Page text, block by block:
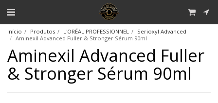
Início Produtos L'ORÉAL PROFESSIONNEL
Serioxyl Advanced
Aminexil Advanced Fuller & Stronger Sérum 90ml
Aminexil Advanced Fuller
& Stronger Sérum 90ml